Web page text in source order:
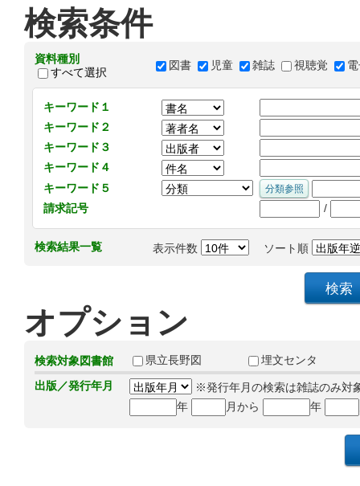
検索条件
資料種別
すべて選択
図書 児童 雑誌 視聴覚
キーワード１
キーワード２
キーワード３
キーワード４
キーワード５
請求記号
/
検索結果一覧 表示件数 ソート順
オプション
検索対象図書館 県立長野図
埋文センタ
出版／発行年月
※発行年月の検索は雑誌のみ対
年
月から 年